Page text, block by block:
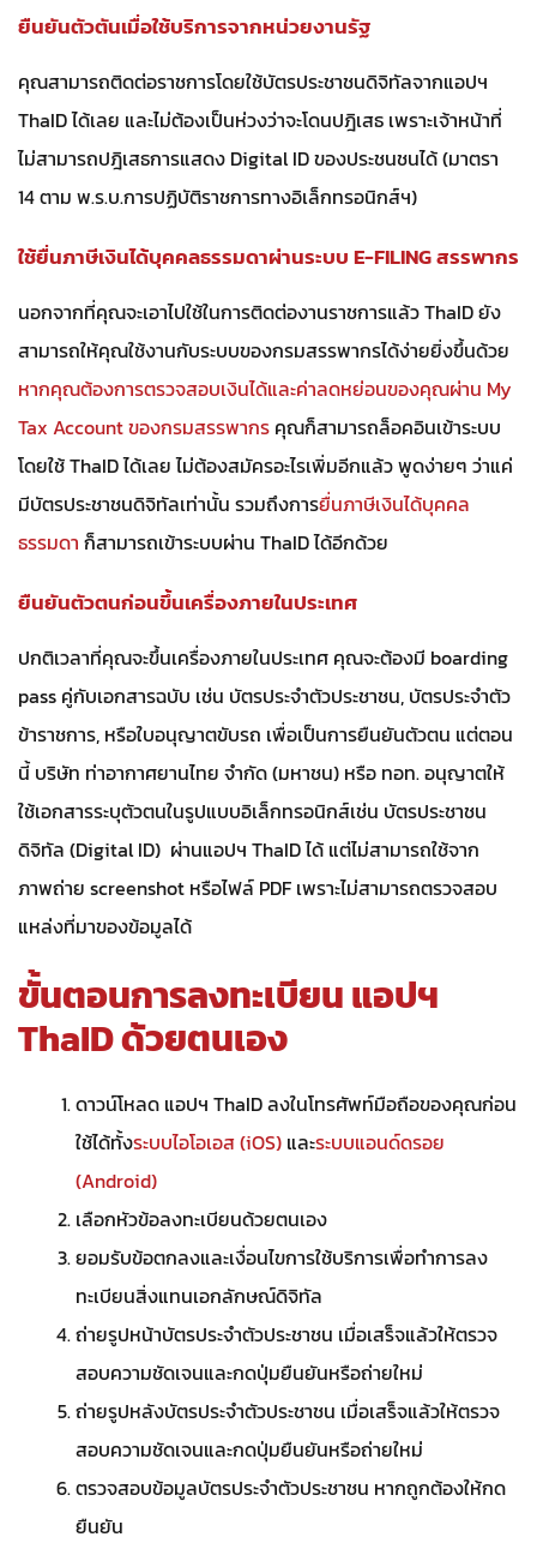
ยืนยันตัวตันเมื่อใช้บริการจากหน่วยงานรัฐ
คุณสามารถติดต่อราชการโดยใช้บัตรประชาชนดิจิทัลจากแอปฯ
ThaID ได้เลย และไม่ต้องเป็นห่วงว่าจะโดนปฎิเสธ เพราะเจ้าหน้าที่
ไม่สามารถปฎิเสธการแสดง Digital ID ของประชนชนได้ (มาตรา
14 ตาม พ.ร.บ.การปฏิบัติราชการทางอิเล็กทรอนิกส์ฯ)
ใช้ยื่นภาษีเงินได้บุคคลธรรมดาผ่านระบบ E-FILING สรรพากร
นอกจากที่คุณจะเอาไปใช้ในการติดต่องานราชการแล้ว ThaID ยัง
สามารถให้คุณใช้งานกับระบบของกรมสรรพากรได้ง่ายยิ่งขึ้นด้วย
หากคุณต้องการตรวจสอบเงินได้และค่าลดหย่อนของคุณผ่าน My
Tax Account ของกรมสรรพากร คุณก็สามารถล็อคอินเข้าระบบ
โดยใช้ ThaID ได้เลย ไม่ต้องสมัครอะไรเพิ่มอีกแล้ว พูดง่ายๆ ว่าแค่
มีบัตรประชาชนดิจิทัลเท่านั้น รวมถึงการยื่นภาษีเงินได้บุคคล
ธรรมดา ก็สามารถเข้าระบบผ่าน ThaID ได้อีกด้วย
ยืนยันตัวตนก่อนขึ้นเครื่องภายในประเทศ
ปกติเวลาที่คุณจะขึ้นเครื่องภายในประเทศ คุณจะต้องมี boarding
pass คู่กับเอกสารฉบับ เช่น บัตรประจำตัวประชาชน, บัตรประจำตัว
ข้าราชการ, หรือใบอนุญาตขับรถ เพื่อเป็นการยืนยันตัวตน แต่ตอน
นี้ บริษัท ท่าอากาศยานไทย จำกัด (มหาชน) หรือ ทอท. อนุญาตให้
ใช้เอกสารระบุตัวตนในรูปแบบอิเล็กทรอนิกส์เช่น บัตรประชาชน
ดิจิทัล (Digital ID) ผ่านแอปฯ ThaID ได้ แต่ไม่สามารถใช้จาก
ภาพถ่าย screenshot หรือไฟล์ PDF เพราะไม่สามารถตรวจสอบ
แหล่งที่มาของข้อมูลได้
ขั้นตอนการลงทะเบียน แอปฯ
ThaID ด้วยตนเอง
ดาวน์โหลด แอปฯ ThaID ลงในโทรศัพท์มือถือของคุณก่อน
ใช้ได้ทั้งระบบไอโอเอส (iOS) และระบบแอนด์ดรอย
(Android)
เลือกหัวข้อลงทะเบียนด้วยตนเอง
ยอมรับข้อตกลงและเงื่อนไขการใช้บริการเพื่อทำการลง
ทะเบียนสิ่งแทนเอกลักษณ์ดิจิทัล
ถ่ายรูปหน้าบัตรประจำตัวประชาชน เมื่อเสร็จแล้วให้ตรวจ
สอบความชัดเจนและกดปุ่มยืนยันหรือถ่ายใหม่
ถ่ายรูปหลังบัตรประจำตัวประชาชน เมื่อเสร็จแล้วให้ตรวจ
สอบความชัดเจนและกดปุ่มยืนยันหรือถ่ายใหม่
ตรวจสอบข้อมูลบัตรประจำตัวประชาชน หากถูกต้องให้กด
ยืนยัน